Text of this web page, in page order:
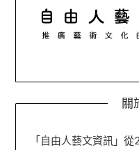
關
「自由人藝文資訊」